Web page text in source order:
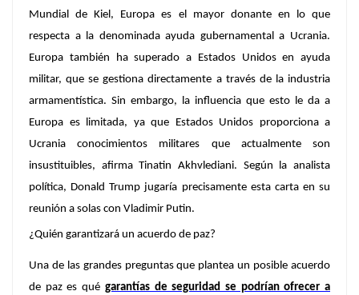
Mundial de Kiel, Europa es el mayor donante en lo que
respecta a la denominada ayuda gubernamental a Ucrania.
Europa también ha superado a Estados Unidos en ayuda
militar, que se gestiona directamente a través de la industria
armamentística. Sin embargo, la influencia que esto le da a
Europa es limitada, ya que Estados Unidos proporciona a
Ucrania conocimientos militares que actualmente son
insustituibles, afirma Tinatin Akhvlediani. Según la analista
política, Donald Trump jugaría precisamente esta carta en su
reunión a solas con Vladimir Putin.
¿Quién garantizará un acuerdo de paz?
Una de las grandes preguntas que plantea un posible acuerdo
de paz es qué garantías de seguridad se podrían ofrecer a